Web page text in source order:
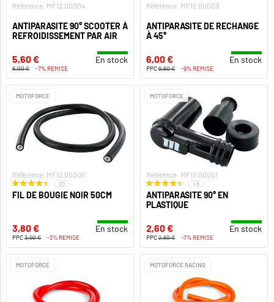
Référence: MF12.00004
ANTIPARASITE 90° SCOOTER À
REFROIDISSEMENT PAR AIR
5,60 € En stock
6,00 € -7% REMISE
Référence: MF12.00003
ANTIPARASITE DE RECHANGE
À 45°
6,00 € En stock
PPC6,60 € -9% REMISE
MOTOFORCE
Référence: MF12.00005
20
FIL DE BOUGIE NOIR 50CM
3,80 € En stock
PPC3,90 € -3% REMISE
MOTOFORCE
Référence: MF12.00001
46
ANTIPARASITE 90° EN
PLASTIQUE
2,60 € En stock
PPC2,80 € -7% REMISE
MOTOFORCE MOTOFORCE RACING